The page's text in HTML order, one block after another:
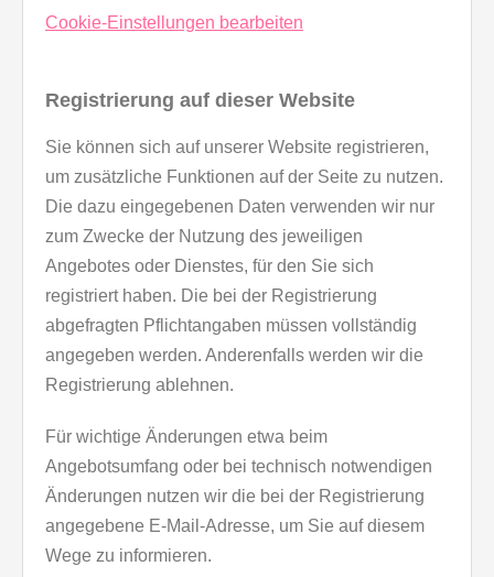
Cookie-Einstellungen bearbeiten
Registrierung auf dieser Website
Sie können sich auf unserer Website registrieren,
um zusätzliche Funktionen auf der Seite zu nutzen.
Die dazu eingegebenen Daten verwenden wir nur
zum Zwecke der Nutzung des jeweiligen
Angebotes oder Dienstes, für den Sie sich
registriert haben. Die bei der Registrierung
abgefragten Pflichtangaben müssen vollständig
angegeben werden. Anderenfalls werden wir die
Registrierung ablehnen.
Für wichtige Änderungen etwa beim
Angebotsumfang oder bei technisch notwendigen
Änderungen nutzen wir die bei der Registrierung
angegebene E-Mail-Adresse, um Sie auf diesem
Wege zu informieren.